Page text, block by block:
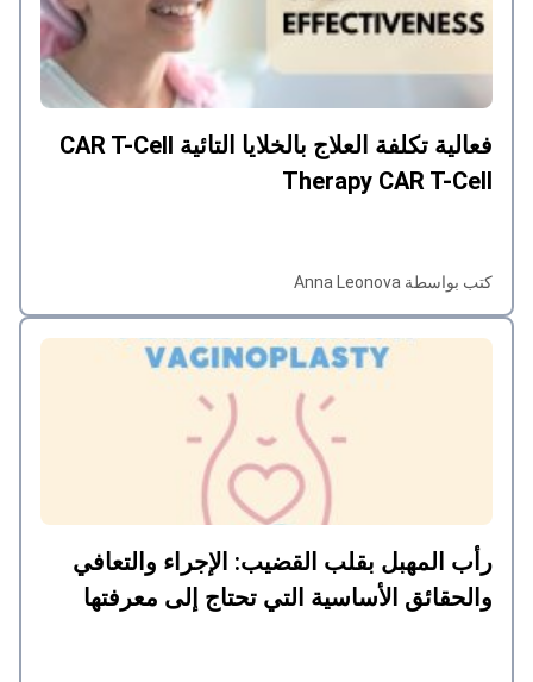
فعالية تكلفة العلاج بالخلايا التائية CAR T-Cell
Therapy CAR T-Cell
كتب بواسطة Anna Leonova
رأب المهبل بقلب القضيب: الإجراء والتعافي
والحقائق الأساسية التي تحتاج إلى معرفتها